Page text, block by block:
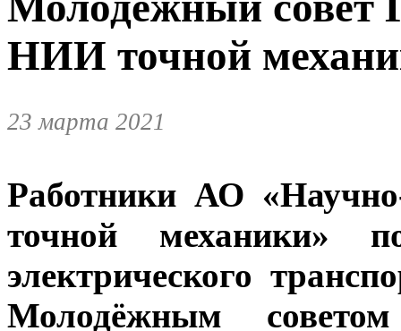
НИИ точной
23 марта 2021
Работники АО «Научно-
точной механики»
электрического
Молодёжным